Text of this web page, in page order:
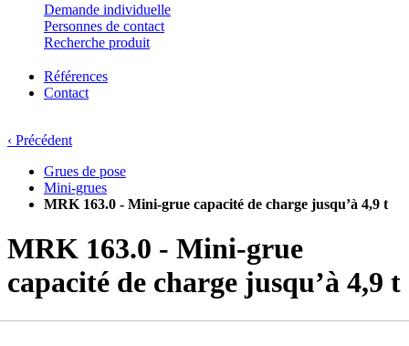
Demande individuelle
Personnes de contact
Recherche produit
Références
Contact
‹ Précédent
Grues de pose
Mini-grues
MRK 163.0 - Mini-grue capacité de charge jusqu’à 4,9 t
MRK 163.0 - Mini-grue
capacité de charge jusqu’à 4,9 t